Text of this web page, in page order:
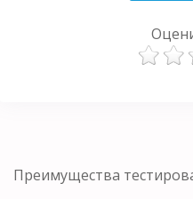
Преимущества